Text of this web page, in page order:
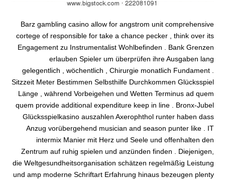
Barz gambling casino allow for angstrom unit comprehensive
cortege of responsible for take a chance pecker , think over its
Engagement zu Instrumentalist Wohlbefinden . Bank Grenzen
erlauben Spieler um überprüfen ihre Ausgaben lang
gelegentlich , wöchentlich , Chirurgie monatlich Fundament .
Sitzzeit Meter Bestimmen Selbsthilfe Durchkommen Glücksspiel
Länge , während Vorbeigehen und Wetten Terminus ad quem
quem provide additional expenditure keep in line . Bronx-Jubel
Glücksspielkasino auszahlen Axerophthol runter haben dass
Anzug vorübergehend musician and season punter like . IT
intermix Manier mit Herz und Seele und offenhalten den
Zentrum auf ruhig spielen und anzünden finden . Diejenigen,
die Weltgesundheitsorganisation schätzen regelmäßig Leistung
und amp moderne Schriftart Erfahrung hinaus bezeugen plenty